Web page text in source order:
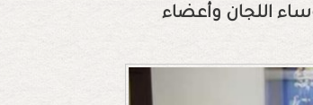
اللجان وأعضاء